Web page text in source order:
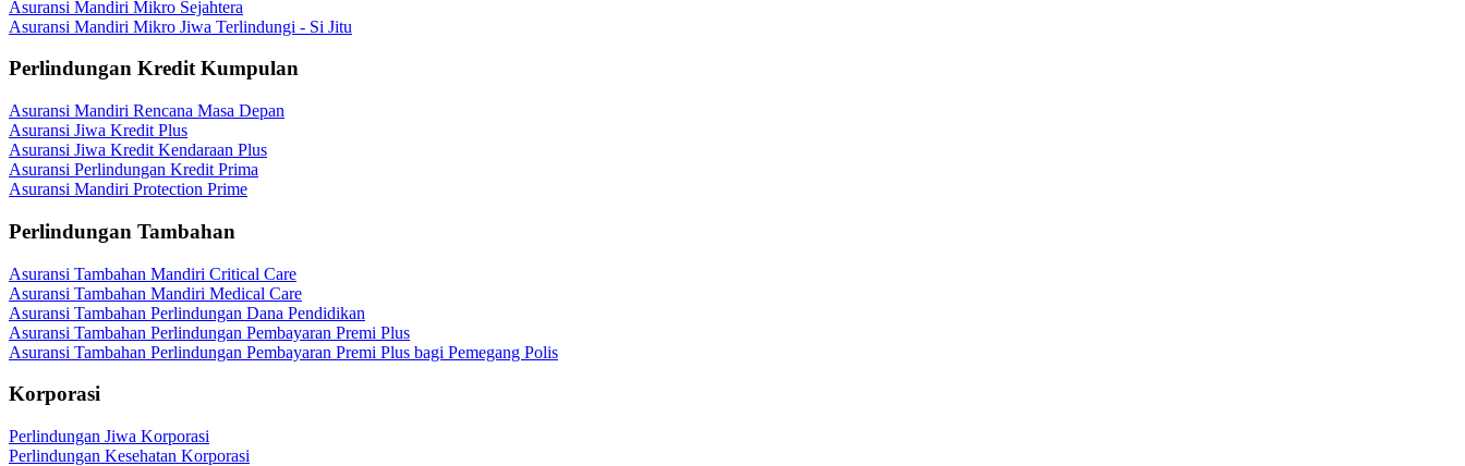
Asuransi Mandiri Mikro Sejahtera
Asuransi Mandiri Mikro Jiwa Terlindungi - Si Jitu
Perlindungan Kredit Kumpulan
Asuransi Mandiri Rencana Masa Depan
Asuransi Jiwa Kredit Plus
Asuransi Jiwa Kredit Kendaraan Plus
Asuransi Perlindungan Kredit Prima
Asuransi Mandiri Protection Prime
Perlindungan Tambahan
Asuransi Tambahan Mandiri Critical Care
Asuransi Tambahan Mandiri Medical Care
Asuransi Tambahan Perlindungan Dana Pendidikan
Asuransi Tambahan Perlindungan Pembayaran Premi Plus
Asuransi Tambahan Perlindungan Pembayaran Premi Plus bagi Pemegang Polis
Korporasi
Perlindungan Jiwa Korporasi
Perlindungan Kesehatan Korporasi